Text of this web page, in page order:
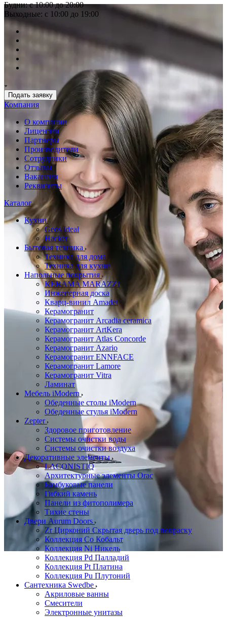
Будни: с 10:00 до 20:00
Выходные: с 10:00 до 19:00
Подать заявку
Компания
О компании
Лицензии
Партнеры
Производители
Сотрудники
Отзывы
Вакансии
Реквизиты
Каталог
Кухни
Geos Ideal
Hacker
Бытовая техника
Техника для дома
Техника для кухни
Напольные покрытия
KERAMA MARAZZI
Инженерная доска
Кварц-винил Amadei
Керамогранит
Керамогранит Arcadia ceramica
Керамогранит ArtKera
Керамогранит Atlas Concorde
Керамогранит Azario
Керамогранит ENNFACE
Керамогранит Lamore
Керамогранит Vitra
Ламинат
Мебель iModern
Обеденные столы iModern
Обеденные стулья iModern
Zepter
Здоровое приготовление
Системы очистки воды
Системы очистки воздуха
Декоративные элементы
LACONISTIQ
Архитектурные элементы Orac
Бамбуковые панели
Гибкий камень
Панели из фитополимера
Тихие стены
Двери Aurum Doors
Zr Цирконий Скрытая дверь под покраску
Коллекция Co Кобальт
Коллекция Ni Никель
Коллекция Pd Палладий
Коллекция Pt Платина
Коллекция Pu Плутоний
Сантехника Swedbe
Акриловые ванны
Смесители
Электронные унитазы